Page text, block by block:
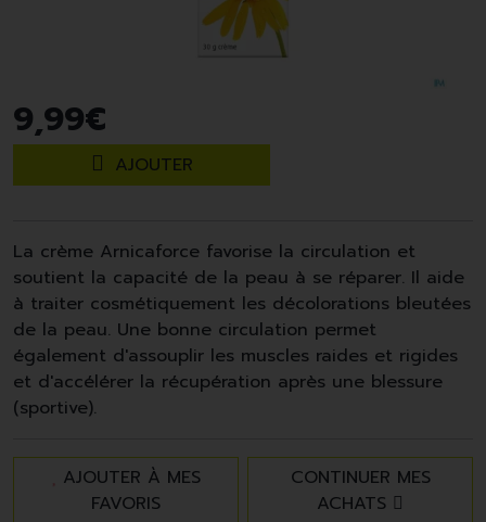
9,99€
AJOUTER
La crème Arnicaforce favorise la circulation et
soutient la capacité de la peau à se réparer. Il aide
à traiter cosmétiquement les décolorations bleutées
de la peau. Une bonne circulation permet
également d'assouplir les muscles raides et rigides
et d'accélérer la récupération après une blessure
(sportive).
AJOUTER À MES
FAVORIS
CONTINUER MES
ACHATS